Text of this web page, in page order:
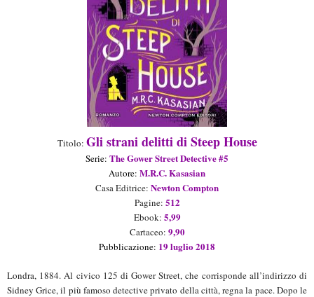
Titolo: Gli strani delitti di Steep House
Serie: The Gower Street Detective #5
Autore: M.R.C. Kasasian
Casa Editrice: Newton Compton
Pagine: 512
Ebook: 5,99
Cartaceo: 9,90
Pubblicazione: 19luglio2018
Londra, 1884. Al civico 125 di Gower Street, che corrisponde all’indirizzo di
Sidney Grice, il più famoso detective privato della città, regna la pace. Dopo le